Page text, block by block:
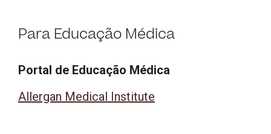
Para Educação Médica
Portal de Educação Médica
Allergan Medical Institute